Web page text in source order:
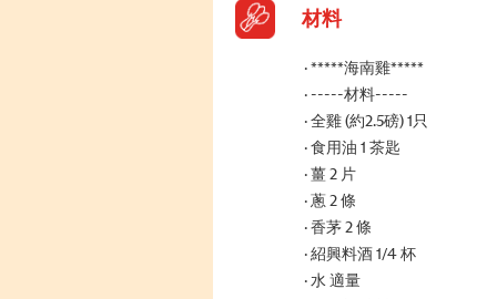
材料
*****海南雞*****
-----材料-----
全雞 (約2.5磅) 1只
食用油 1 茶匙
薑 2 片
蔥 2 條
香茅 2 條
紹興料酒 1/4 杯
水 適量